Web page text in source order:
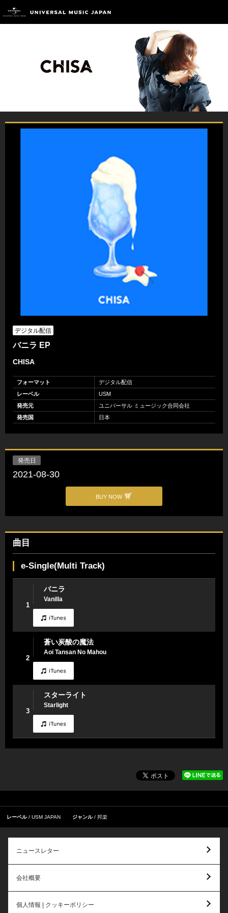
デジタル配信
バニラ EP
CHISA
フォーマット
デジタル配信
レーベル
USM
発売元
ユニバーサル ミュージック合同会社
発売国
日本
発売日
2021-08-30
BUY NOW
曲目
e-Single(Multi Track)
1
バニラ
Vanilla
2
蒼い炭酸の魔法
Aoi Tansan No Mahou
3
スターライト
Starlight
レーベル USM JAPAN ジャンル 邦楽
ニュースレター
会社概要
個人情報 | クッキーポリシー